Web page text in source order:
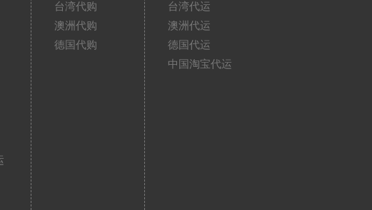
台湾代购
澳洲代购
德国代购
台湾代运
澳洲代运
德国代运
中国淘宝代运